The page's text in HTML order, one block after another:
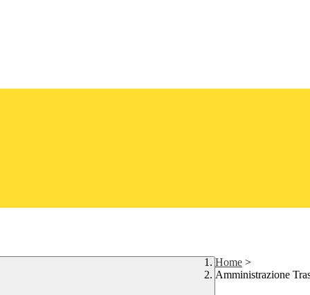
Home >
Amministrazione